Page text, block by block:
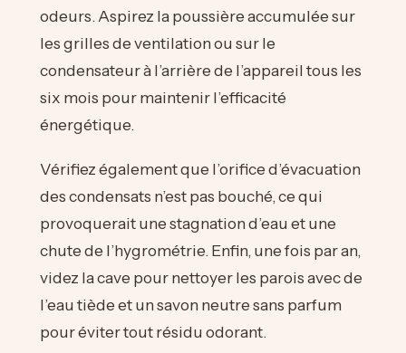
odeurs. Aspirez la poussière accumulée sur
les grilles de ventilation ou sur le
condensateur à l’arrière de l’appareil tous les
six mois pour maintenir l’efficacité
énergétique.
Vérifiez également que l’orifice d’évacuation
des condensats n’est pas bouché, ce qui
provoquerait une stagnation d’eau et une
chute de l’hygrométrie. Enfin, une fois par an,
videz la cave pour nettoyer les parois avec de
l’eau tiède et un savon neutre sans parfum
pour éviter tout résidu odorant.